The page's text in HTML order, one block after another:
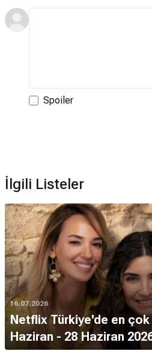
Spoiler
İlgili Listeler
16.07.2026
Netflix Türkiye'de en
Haziran - 28 Haziran